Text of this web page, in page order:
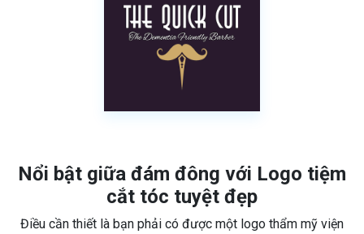
Nổi bật giữa đám đông với Logo tiệm
cắt tóc tuyệt đẹp
Điều cần thiết là bạn phải có được một logo thẩm mỹ viện